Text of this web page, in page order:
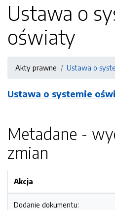
Ustawa o
oświaty
Akty prawne Ustawa o
Ustawa o systemie
Metadane -
zmian
Akcja
Dodanie dokumentu: